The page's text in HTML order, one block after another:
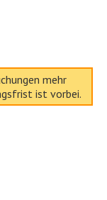
mehr
ist vorbei.